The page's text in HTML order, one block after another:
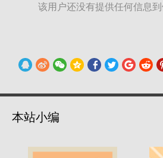
该用户还没有提供任何信息到
本站小编